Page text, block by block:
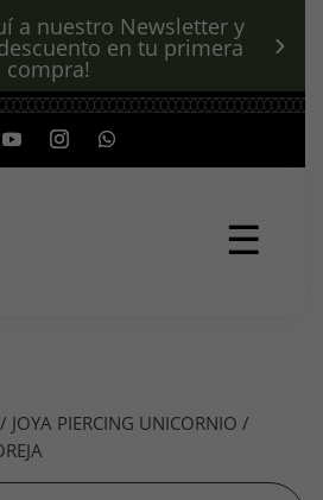
y
tu primera
¡Envío
☰
/ JOYA PIERCING UNICORNIO /